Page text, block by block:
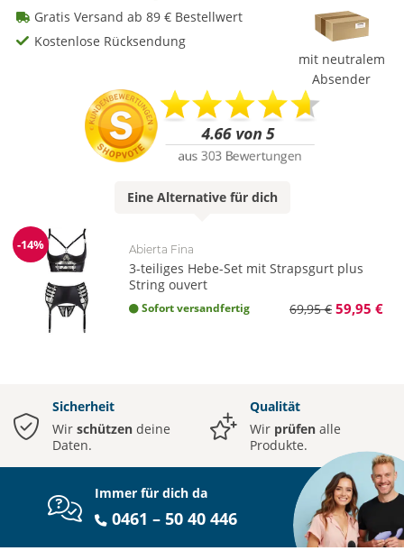
Gratis Versand ab 89 € Bestellwert
Kostenlose Rücksendung
mit neutralem
Absender
Eine Alternativefür dich
Reduzierung
-14% Abierta Fina
3-teiliges Hebe-Set mit Strapsgurt plus
String ouvert
Sofort versandfertig 69,95 € 59,95 €
Sicherheit
Wir schützen deine
Daten.
Qualität
Wir prüfen alle
Produkte.
Immer für dich da
0461 – 50 40 446